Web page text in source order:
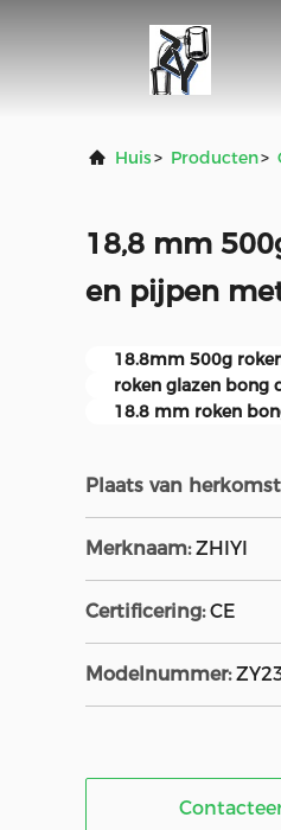
Huis> Producten>
18,8 mm
en pijpen
18.8mm 500g
roken glazen bong
18.8 mm roken
Plaats van
Merknaam: ZHIYI
Certificering: CE
Modelnummer: